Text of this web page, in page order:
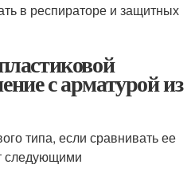
в респираторе и защитных
с арматурой из
типа, если сравнивать ее
следующими